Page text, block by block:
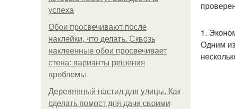
успеха
Обои просвечивают после
наклейки, что делать. Сквозь
наклеенные обои просвечивает
стена: варианты решения
проблемы
Деревянный настил для улицы. Как
сделать помост для дачи своими
1.
Одним